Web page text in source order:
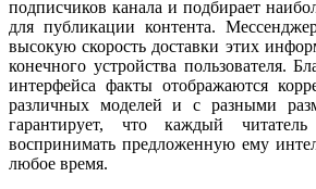
подписчиков канала и подбирает
для публикации контента.
высокую скорость доставки этих
конечного устройства пользователя.
интерфейса факты отображаются
различных моделей и с разными
гарантирует, что каждый
воспринимать предложенную ему
любое время.